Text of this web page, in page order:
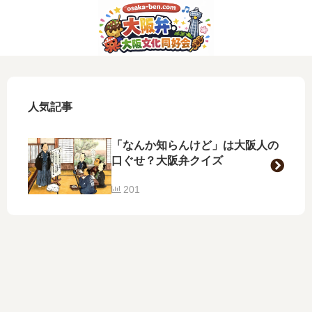
人気記事
「なんか知らんけど」は大阪人の
口ぐせ？大阪弁クイズ
201